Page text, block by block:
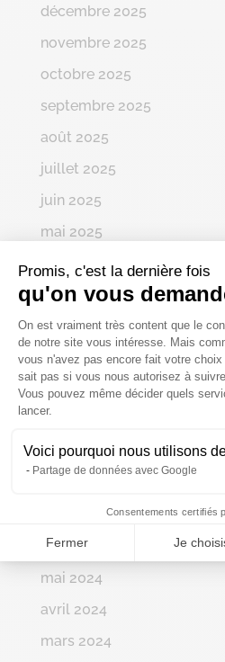
Promis, c'est la dernière fois
qu'on vous
Plateforme de
On est vraiment très content que le
de notre site vous intéresse. Mais
vous n'avez pas encore fait votre
sait pas si vous nous autorisez à
Vous pouvez même décider quels
lancer.
Voici pourquoi nous utilisons
Partage de données avec Google
Consentements certifiés
Fermer Je
Axeptio
décembre 2025
novembre 2025
octobre 2025
septembre 2025
août 2025
juillet 2025
juin 2025
mai 2025
avril 2025
mars 2025
février 2025
janvier 2025
décembre 2024
novembre 2024
octobre 2024
août 2024
juin 2024
mai 2024
avril 2024
mars 2024